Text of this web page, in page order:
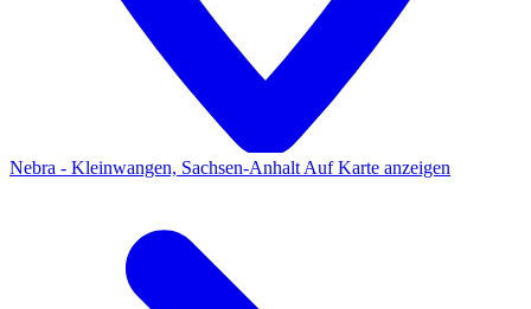
Nebra - Kleinwangen, Sachsen-Anhalt Auf Karte anzeigen